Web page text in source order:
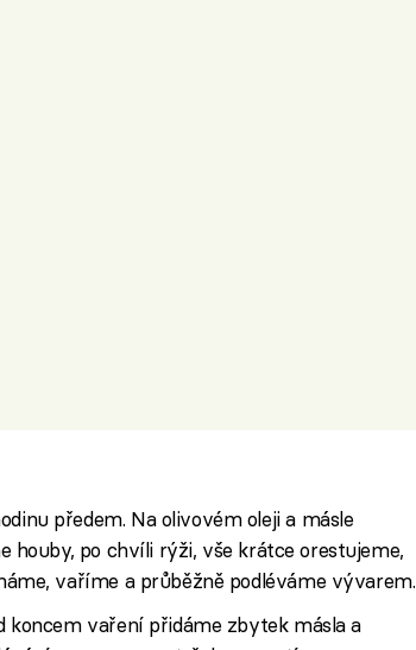
předem. Na olivovém oleji a másle
houby, po chvíli rýži, vše krátce orestujeme,
vaříme a průběžně podléváme vývarem.
koncem vaření přidáme zbytek másla a